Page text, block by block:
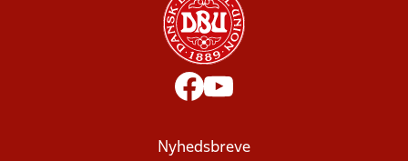
Nyhedsbreve